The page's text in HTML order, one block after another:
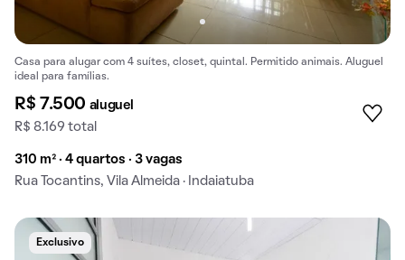
Casa para alugar com 4 suítes, closet, quintal. Permitido animais. Aluguel
ideal para famílias.
R$ 7.500 aluguel
R$ 8.169 total
310 m² · 4 quartos · 3 vagas
Rua Tocantins, Vila Almeida · Indaiatuba
Exclusivo